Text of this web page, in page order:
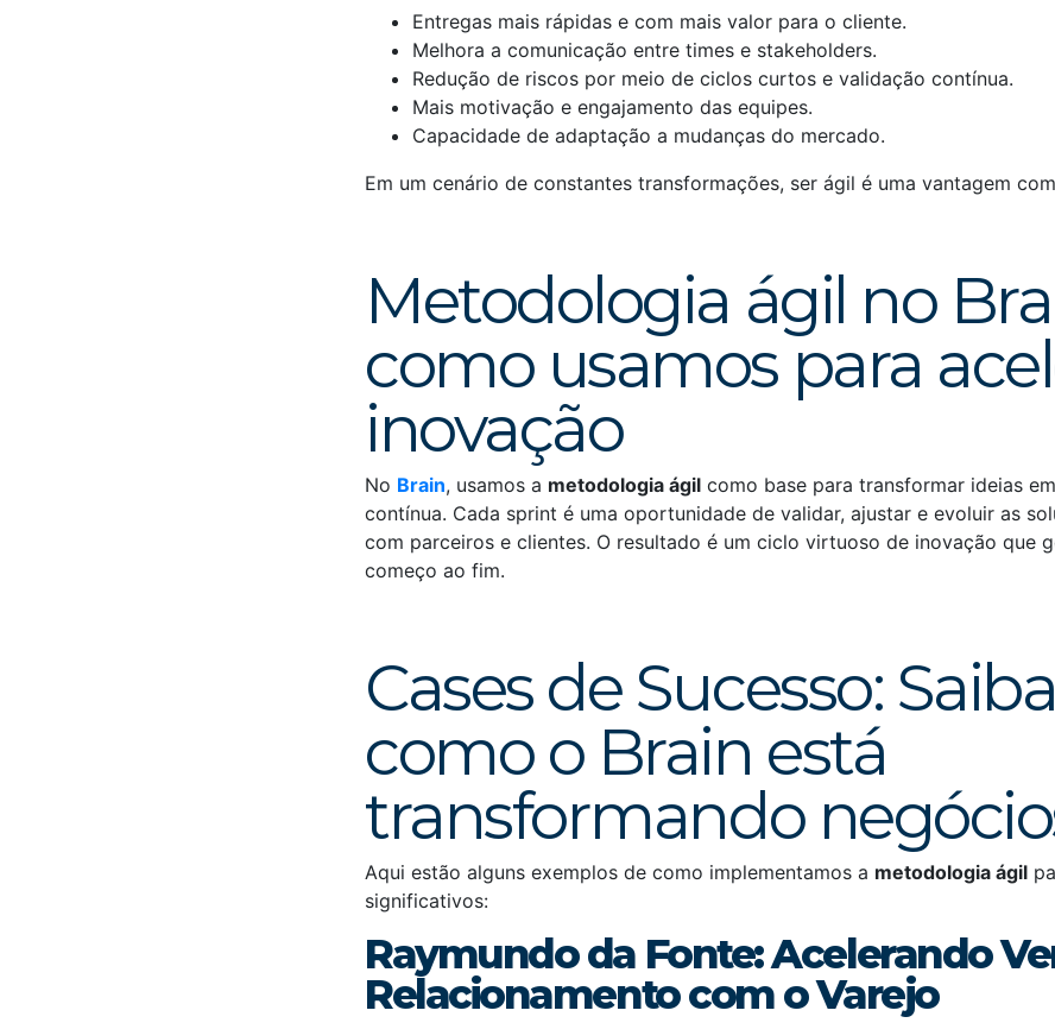
Entregas mais rápidas e com mais valor para o cliente.
Melhora a comunicação entre times e stakeholders.
Redução de riscos por meio de ciclos curtos e validação contínua.
Mais motivação e engajamento das equipes.
Capacidade de adaptação a mudanças do mercado.
Em um cenário de constantes transformações, ser ágil é uma vantagem
Metodologia ágil no
como usamos para
inovação
No Brain, usamos a metodologia ágil como base para transformar ideias
contínua. Cada sprint é uma oportunidade de validar, ajustar e evoluir as
com parceiros e clientes. O resultado é um ciclo virtuoso de inovação que
começo ao fim.
Cases de Sucesso: Saiba
como o Brain está
transformando
Aqui estão alguns exemplos de como implementamos a metodologia ágil
significativos:
Raymundo da Fonte: Acelerando
Relacionamento com o Varejo